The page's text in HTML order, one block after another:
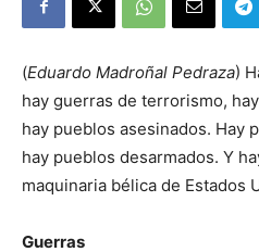
(Eduardo Madroñal Pedraza)
hay guerras de terrorismo,
hay pueblos asesinados. Hay
hay pueblos desarmados. Y
maquinaria bélica de Estados
Guerras